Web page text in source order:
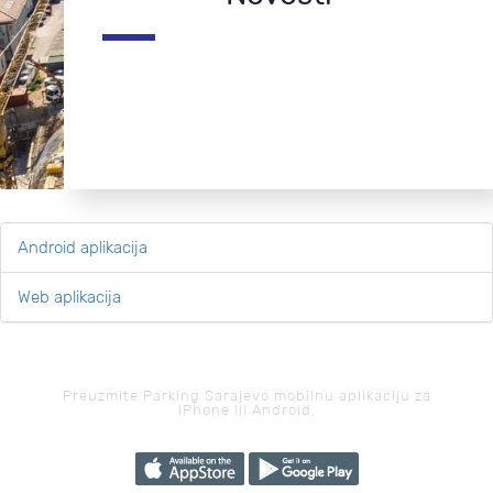
Android aplikacija
Web aplikacija
Preuzmite Parking Sarajevo mobilnu aplikaciju za
iPhone ili Android.